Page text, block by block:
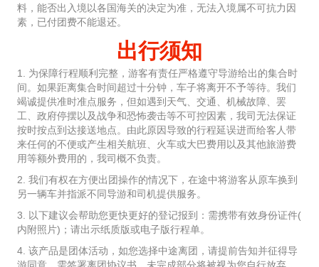
料，能否出入境以各国海关的决定为准，无法入境属不可抗力因
素，已付团费不能退还。
出行须知
1. 为保障行程顺利完整，游客有责任严格遵守导游给出的集合时
间。如果距离集合时间超过十分钟，车子将离开不予等待。我们
竭诚提供准时准点服务，但如遇到天气、交通、机械故障、罢
工、政府停摆以及战争和恐怖袭击等不可控因素，我司无法保证
按时按点到达接送地点。由此原因导致的行程延误进而给客人带
来任何的不便或产生相关航班、火车或大巴费用以及其他旅游费
用等额外费用的，我司概不负责。
2. 我们有权在方便出团操作的情况下，在途中将游客从原车换到
另一辆车并指派不同导游和司机提供服务。
3. 以下建议会帮助您更快更好的登记报到：需携带有效身份证件(
内附照片)；请出示纸质版或电子版行程单。
4. 该产品是团体活动，如您选择中途离团，请提前告知并征得导
游同意，需签署离团协议书，未完成部分将被视为您自行放弃，